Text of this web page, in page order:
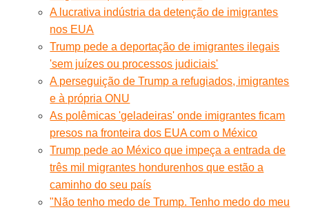
A lucrativa indústria da detenção de imigrantes
nos EUA
Trump pede a deportação de imigrantes ilegais
'sem juízes ou processos judiciais'
A perseguição de Trump a refugiados, imigrantes
e à própria ONU
As polêmicas 'geladeiras' onde imigrantes ficam
presos na fronteira dos EUA com o México
Trump pede ao México que impeça a entrada de
três mil migrantes hondurenhos que estão a
caminho do seu país
"Não tenho medo de Trump. Tenho medo do meu